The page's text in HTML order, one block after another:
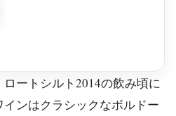
ートシルト2014の飲み頃に
ンはクラシックなボルドー